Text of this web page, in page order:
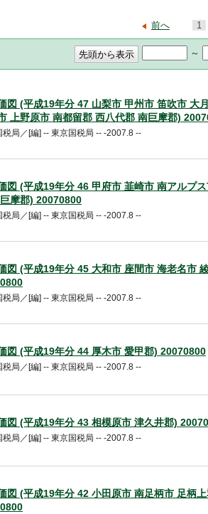
前へ 1
～
図 (平成19年分 47 山梨市 甲州市 笛吹市 大
上野原市 南都留郡 西八代郡 南巨摩郡)
税局／[編] -- 東京国税局 -- -2007.8 --
図 (平成19年分 46 甲府市 韮崎市 南アルプ
摩郡) 20070800
税局／[編] -- 東京国税局 -- -2007.8 --
図 (平成19年分 45 大和市 座間市 海老名市
税局／[編] -- 東京国税局 -- -2007.8 --
図 (平成19年分 44 厚木市 愛甲郡) 20070800
税局／[編] -- 東京国税局 -- -2007.8 --
図 (平成19年分 43 相模原市 津久井郡)
税局／[編] -- 東京国税局 -- -2007.8 --
図 (平成19年分 42 小田原市 南足柄市 足柄